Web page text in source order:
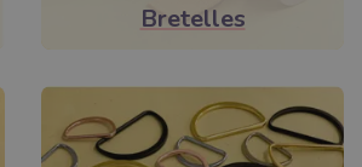
Bretelles